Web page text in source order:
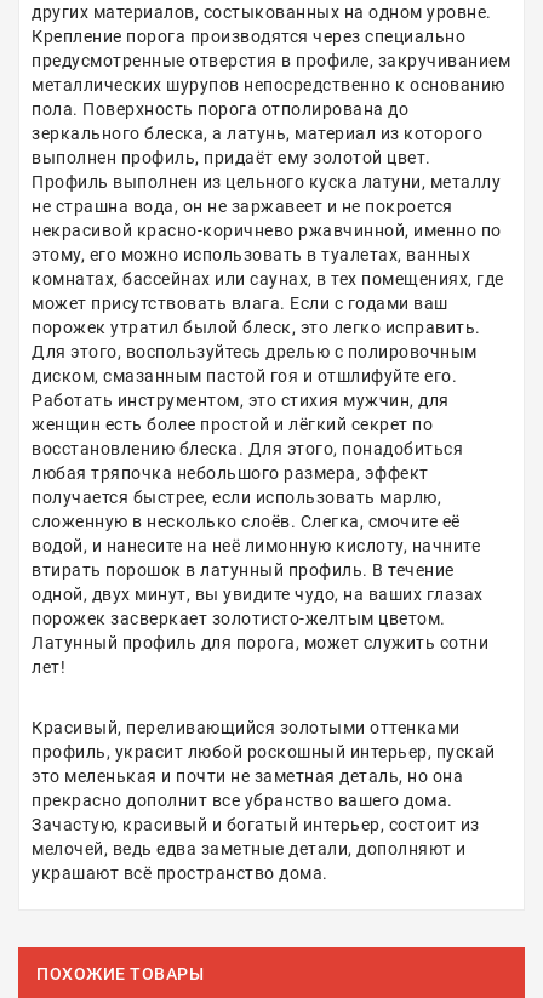
других материалов, состыкованных на одном уровне.
Крепление порога производятся через специально
предусмотренные отверстия в профиле, закручиванием
металлических шурупов непосредственно к основанию
пола. Поверхность порога отполирована до
зеркального блеска, а латунь, материал из которого
выполнен профиль, придаёт ему золотой цвет.
Профиль выполнен из цельного куска латуни, металлу
не страшна вода, он не заржавеет и не покроется
некрасивой красно-коричнево ржавчинной, именно по
этому, его можно использовать в туалетах, ванных
комнатах, бассейнах или саунах, в тех помещениях, где
может присутствовать влага. Если с годами ваш
порожек утратил былой блеск, это легко исправить.
Для этого, воспользуйтесь дрелью с полировочным
диском, смазанным пастой гоя и отшлифуйте его.
Работать инструментом, это стихия мужчин, для
женщин есть более простой и лёгкий секрет по
восстановлению блеска. Для этого, понадобиться
любая тряпочка небольшого размера, эффект
получается быстрее, если использовать марлю,
сложенную в несколько слоёв. Слегка, смочите её
водой, и нанесите на неё лимонную кислоту, начните
втирать порошок в латунный профиль. В течение
одной, двух минут, вы увидите чудо, на ваших глазах
порожек засверкает золотисто-желтым цветом.
Латунный профиль для порога, может служить сотни
лет!
Красивый, переливающийся золотыми оттенками
профиль, украсит любой роскошный интерьер, пускай
это меленькая и почти не заметная деталь, но она
прекрасно дополнит все убранство вашего дома.
Зачастую, красивый и богатый интерьер, состоит из
мелочей, ведь едва заметные детали, дополняют и
украшают всё пространство дома.
ПОХОЖИЕ ТОВАРЫ